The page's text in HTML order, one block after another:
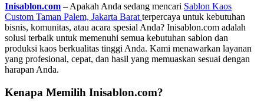
Inisablon.com – Apakah Anda sedang mencari Sablon Kaos
Custom Taman Palem, Jakarta Barat terpercaya untuk kebutuhan
bisnis, komunitas, atau acara spesial Anda? Inisablon.com adalah
solusi terbaik untuk memenuhi semua kebutuhan sablon dan
produksi kaos berkualitas tinggi Anda. Kami menawarkan layanan
yang profesional, cepat, dan hasil yang memuaskan sesuai dengan
harapan Anda.
Kenapa Memilih Inisablon.com?